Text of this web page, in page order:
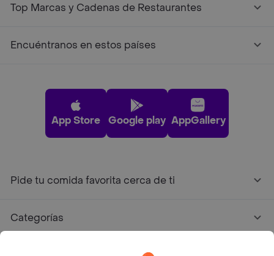
Top Marcas y Cadenas de Restaurantes
Encuéntranos en estos países
App Store Google play AppGallery
Pide tu comida favorita cerca de ti
Categorías